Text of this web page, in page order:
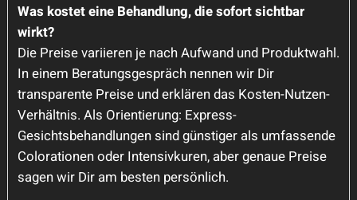
Was kostet eine Behandlung, die sofort sichtbar
wirkt?
Die Preise variieren je nach Aufwand und Produktwahl.
In einem Beratungsgespräch nennen wir Dir
transparente Preise und erklären das Kosten-Nutzen-
Verhältnis. Als Orientierung: Express-
Gesichtsbehandlungen sind günstiger als umfassende
Colorationen oder Intensivkuren, aber genaue Preise
sagen wir Dir am besten persönlich.